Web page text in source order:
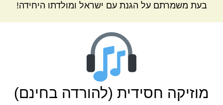
בעת משמרתם על הגנת עם ישראל ומולדתו היחידה!
מוזיקה חסידית (להורדה בחינם)